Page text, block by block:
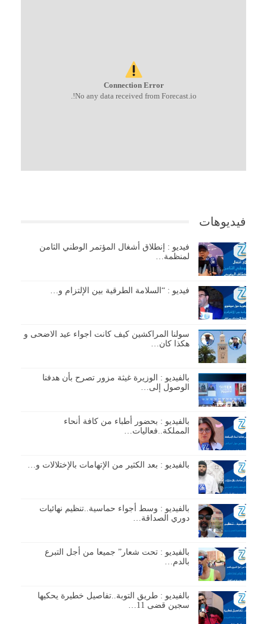
Connection Error
No any data received from Forecast.io!.
فيديوهات
فيديو : إنطلاق أشغال المؤتمر الوطني الثامن
لمنظمة…
فيديو : “السلامة الطرقية بين الإلتزام و…
سولنا المراكشين كيف كانت اجواء عيد الاضحى و
هكذا كان…
بالفيديو : الوزيرة غيثة مزور تصرح بأن هدفنا
الوصول إلى…
بالفيديو : بحضور أطباء من كافة أنحاء
المملكة..فعاليات…
بالفيديو : بعد الكثير من الإتهامات بالإختلالات و…
بالفيديو : وسط أجواء حماسية..تنظيم نهائيات
دوري الصداقة…
بالفيديو : تحت شعار” جميعا من أجل التبرع
بالدم…
بالفيديو : طريق التوبة..تفاصيل خطيرة يحكيها
سجين قضى 11…